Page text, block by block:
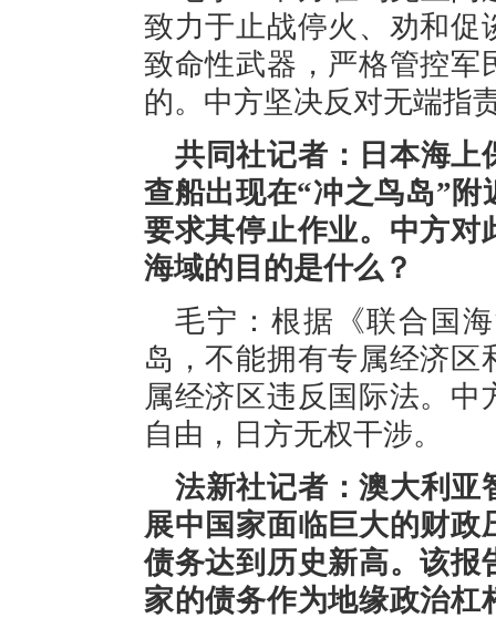
致力于止战停火、劝和促
致命性武器，严格管控军
的。中方坚决反对无端指
共同社记者：日本海上
查船出现在“冲之鸟岛”
要求其停止作业。中方对
海域的目的是什么？
毛宁：根据《联合国
岛，不能拥有专属经济
属经济区违反国际法。
自由，日方无权干涉。
法新社记者：澳大利亚
展中国家面临巨大的财
债务达到历史新高。该报
家的债务作为地缘政治杠